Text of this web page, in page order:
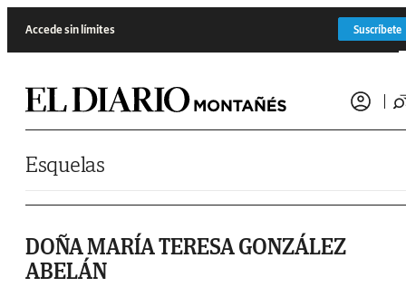
Accede sin límites Suscríbete
Esquelas
DOÑA MARÍA TERESA GONZÁLEZ
ABELÁN